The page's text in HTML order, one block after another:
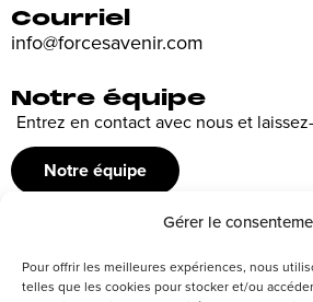
Gérer le
Pour offrir les meilleures expériences, nous
telles que les cookies pour stocker et/ou
Courriel
info@forcesavenir.com
Notre équipe
Entrez en contact avec nous et
Notre équipe
Recrutement
Découvrez nos offres d’emploi ou